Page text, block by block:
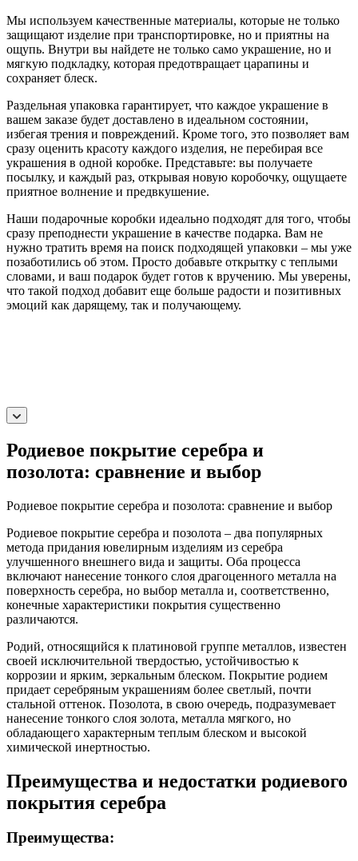
Мы используем качественные материалы, которые не только
защищают изделие при транспортировке, но и приятны на
ощупь. Внутри вы найдете не только само украшение, но и
мягкую подкладку, которая предотвращает царапины и
сохраняет блеск.
Раздельная упаковка гарантирует, что каждое украшение в
вашем заказе будет доставлено в идеальном состоянии,
избегая трения и повреждений. Кроме того, это позволяет вам
сразу оценить красоту каждого изделия, не перебирая все
украшения в одной коробке. Представьте: вы получаете
посылку, и каждый раз, открывая новую коробочку, ощущаете
приятное волнение и предвкушение.
Наши подарочные коробки идеально подходят для того, чтобы
сразу преподнести украшение в качестве подарка. Вам не
нужно тратить время на поиск подходящей упаковки – мы уже
позаботились об этом. Просто добавьте открытку с теплыми
словами, и ваш подарок будет готов к вручению. Мы уверены,
что такой подход добавит еще больше радости и позитивных
эмоций как дарящему, так и получающему.
Родиевое покрытие серебра и
позолота: сравнение и выбор
Родиевое покрытие серебра и позолота: сравнение и выбор
Родиевое покрытие серебра и позолота – два популярных
метода придания ювелирным изделиям из серебра
улучшенного внешнего вида и защиты. Оба процесса
включают нанесение тонкого слоя драгоценного металла на
поверхность серебра, но выбор металла и, соответственно,
конечные характеристики покрытия существенно
различаются.
Родий, относящийся к платиновой группе металлов, известен
своей исключительной твердостью, устойчивостью к
коррозии и ярким, зеркальным блеском. Покрытие родием
придает серебряным украшениям более светлый, почти
стальной оттенок. Позолота, в свою очередь, подразумевает
нанесение тонкого слоя золота, металла мягкого, но
обладающего характерным теплым блеском и высокой
химической инертностью.
Преимущества и недостатки родиевого
покрытия серебра
Преимущества: